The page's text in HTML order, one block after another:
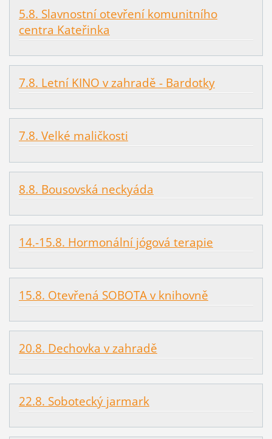
5.8. Slavnostní otevření komunitního
centra Kateřinka
7.8. Letní KINO v zahradě - Bardotky
7.8. Velké maličkosti
8.8. Bousovská neckyáda
14.-15.8. Hormonální jógová terapie
15.8. Otevřená SOBOTA v knihovně
20.8. Dechovka v zahradě
22.8. Sobotecký jarmark